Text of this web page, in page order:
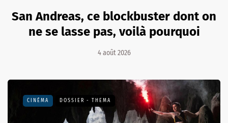
San Andreas, ce blockbuster dont on
ne se lasse pas, voilà pourquoi
4 août 2026
CINÉMA DOSSIER - THEMA